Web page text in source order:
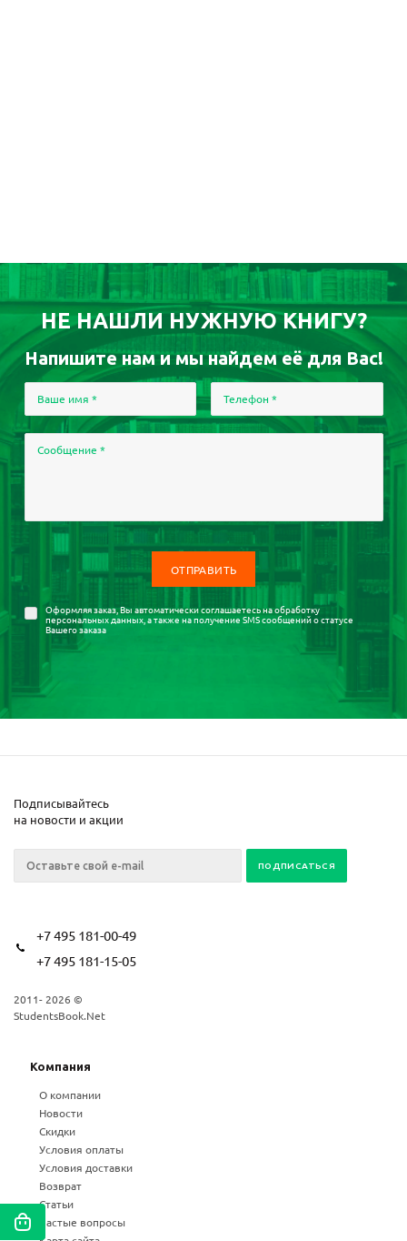
НЕ НАШЛИ НУЖНУЮ КНИГУ?
Напишите нам и мы найдем её для Вас!
Ваше имя * Телефон *
Сообщение *
Оформляя заказ, Вы автоматически соглашаетесь наобработку
персональных данных, а также на получение SMS сообщений о статусе
Вашего заказа
Подписывайтесь
на новости и акции
+7 495 181-00-49
+7 495 181-15-05
2011- 2026 ©
StudentsBook.Net
Компания
О компании
Новости
Скидки
Условия оплаты
Условия доставки
Возврат
Статьи
Частые вопросы